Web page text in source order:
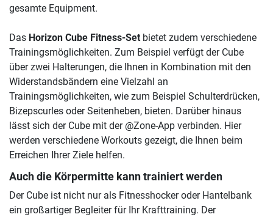
gesamte Equipment.
Das Horizon Cube Fitness-Set bietet zudem verschiedene
Trainingsmöglichkeiten. Zum Beispiel verfügt der Cube
über zwei Halterungen, die Ihnen in Kombination mit den
Widerstandsbändern eine Vielzahl an
Trainingsmöglichkeiten, wie zum Beispiel Schulterdrücken,
Bizepscurles oder Seitenheben, bieten. Darüber hinaus
lässt sich der Cube mit der @Zone-App verbinden. Hier
werden verschiedene Workouts gezeigt, die Ihnen beim
Erreichen Ihrer Ziele helfen.
Auch die Körpermitte kann trainiert werden
Der Cube ist nicht nur als Fitnesshocker oder Hantelbank
ein großartiger Begleiter für Ihr Krafttraining. Der